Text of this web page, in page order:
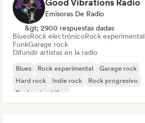
Good Vibrations Radio
Emisoras De Radio
&gt; 2900 respuestas dadas
BluesRock electrónicoRock experimental
FunkGarage rock
Difundir artistas en la radio
Blues Rock experimental
Garage rock
Hard rock
Indie rock
Rock progresivo
Rock psicodélico